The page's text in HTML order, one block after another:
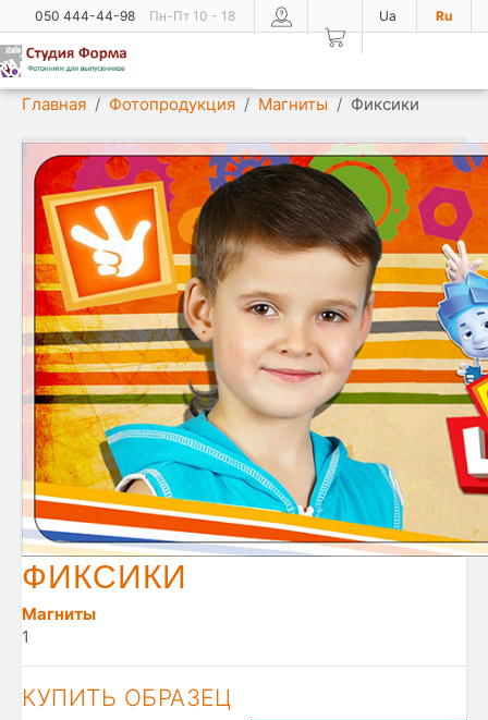
Ua Ru
050 444-44-98 Пн-Пт 10 - 18
Показать меню
Главная Фотопродукция Магниты Фиксики
ФИКСИКИ
Магниты
1
КУПИТЬ ОБРАЗЕЦ